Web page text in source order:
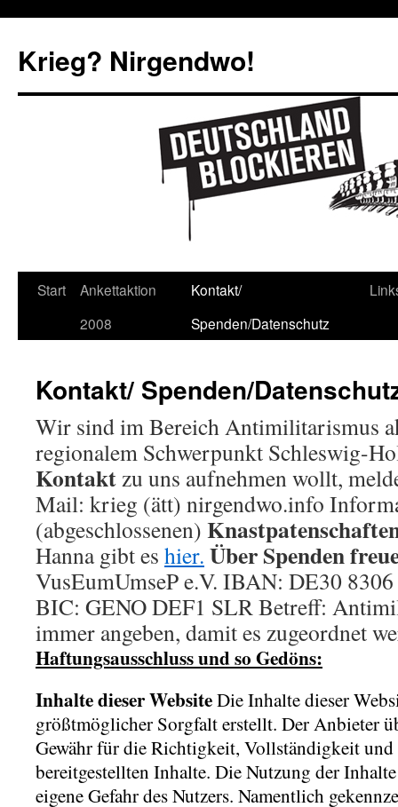
Krieg? Nirgendwo!
Start
Ankettaktion
2008
Kontakt/
Spenden/Datenschutz
Kontakt/ Spenden/
Wir sind im Bereich Antimilitarismus
regionalem Schwerpunkt Schleswig-
Kontaktzu uns aufnehmen wollt,
Mail: krieg (ätt) nirgendwo.info
(abgeschlossenen)
Hanna gibt es hier. Über Spenden
VusEumUmseP e.V. IBAN: DE30
BIC: GENO DEF1 SLR Betreff:
immer angeben, damit es zugeordnet
Haftungsausschluss und so Gedöns:
Inhalte dieser WebsiteDie Inhalte dieser
größtmöglicher Sorgfalt erstellt. Der Anbieter
Gewähr für die Richtigkeit, Vollständigkeit
bereitgestellten Inhalte. Die Nutzung der
eigene Gefahr des Nutzers. Namentlich